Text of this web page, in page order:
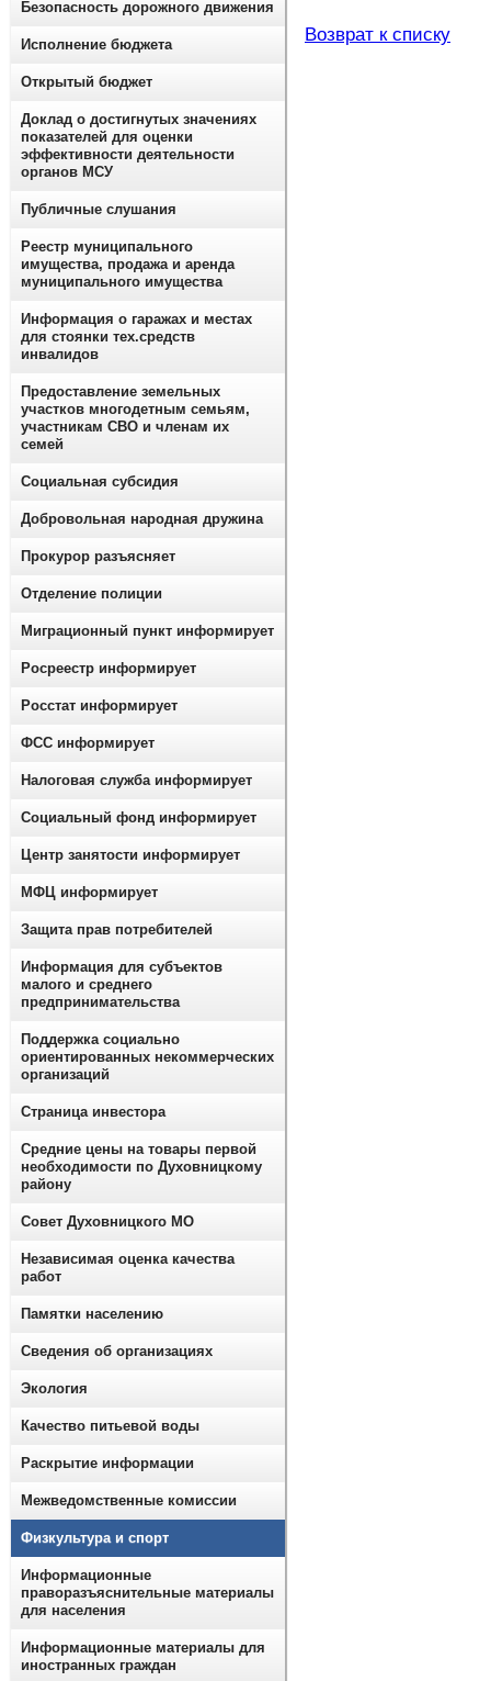
Возврат к списку
Безопасность дорожного движения
Исполнение бюджета
Открытый бюджет
Доклад о достигнутых значениях
показателей для оценки
эффективности деятельности
органов МСУ
Публичные слушания
Реестр муниципального
имущества, продажа и аренда
муниципального имущества
Информация о гаражах и местах
для стоянки тех.средств
инвалидов
Предоставление земельных
участков многодетным семьям,
участникам СВО и членам их
семей
Социальная субсидия
Добровольная народная дружина
Прокурор разъясняет
Отделение полиции
Миграционный пункт информирует
Росреестр информирует
Росстат информирует
ФСС информирует
Налоговая служба информирует
Социальный фонд информирует
Центр занятости информирует
МФЦ информирует
Защита прав потребителей
Информация для субъектов
малого и среднего
предпринимательства
Поддержка социально
ориентированных некоммерческих
организаций
Страница инвестора
Средние цены на товары первой
необходимости по Духовницкому
району
Совет Духовницкого МО
Независимая оценка качества
работ
Памятки населению
Сведения об организациях
Экология
Качество питьевой воды
Раскрытие информации
Межведомственные комиссии
Физкультура и спорт
Информационные
праворазъяснительные материалы
для населения
Информационные материалы для
иностранных граждан